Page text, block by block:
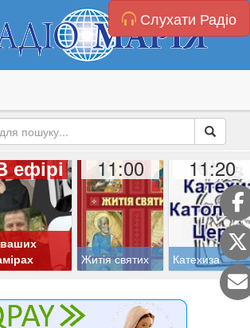
Слухати Радіо
ефірі 11:00
Житія святих
11:20
Катехиза